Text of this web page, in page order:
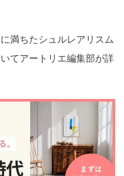
満ちたシュルレアリスム
てアートリエ編集部が詳